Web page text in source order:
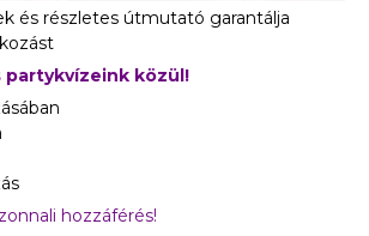
és részletes útmutató garantálja
partykvízeink közül!
hozzáférés!